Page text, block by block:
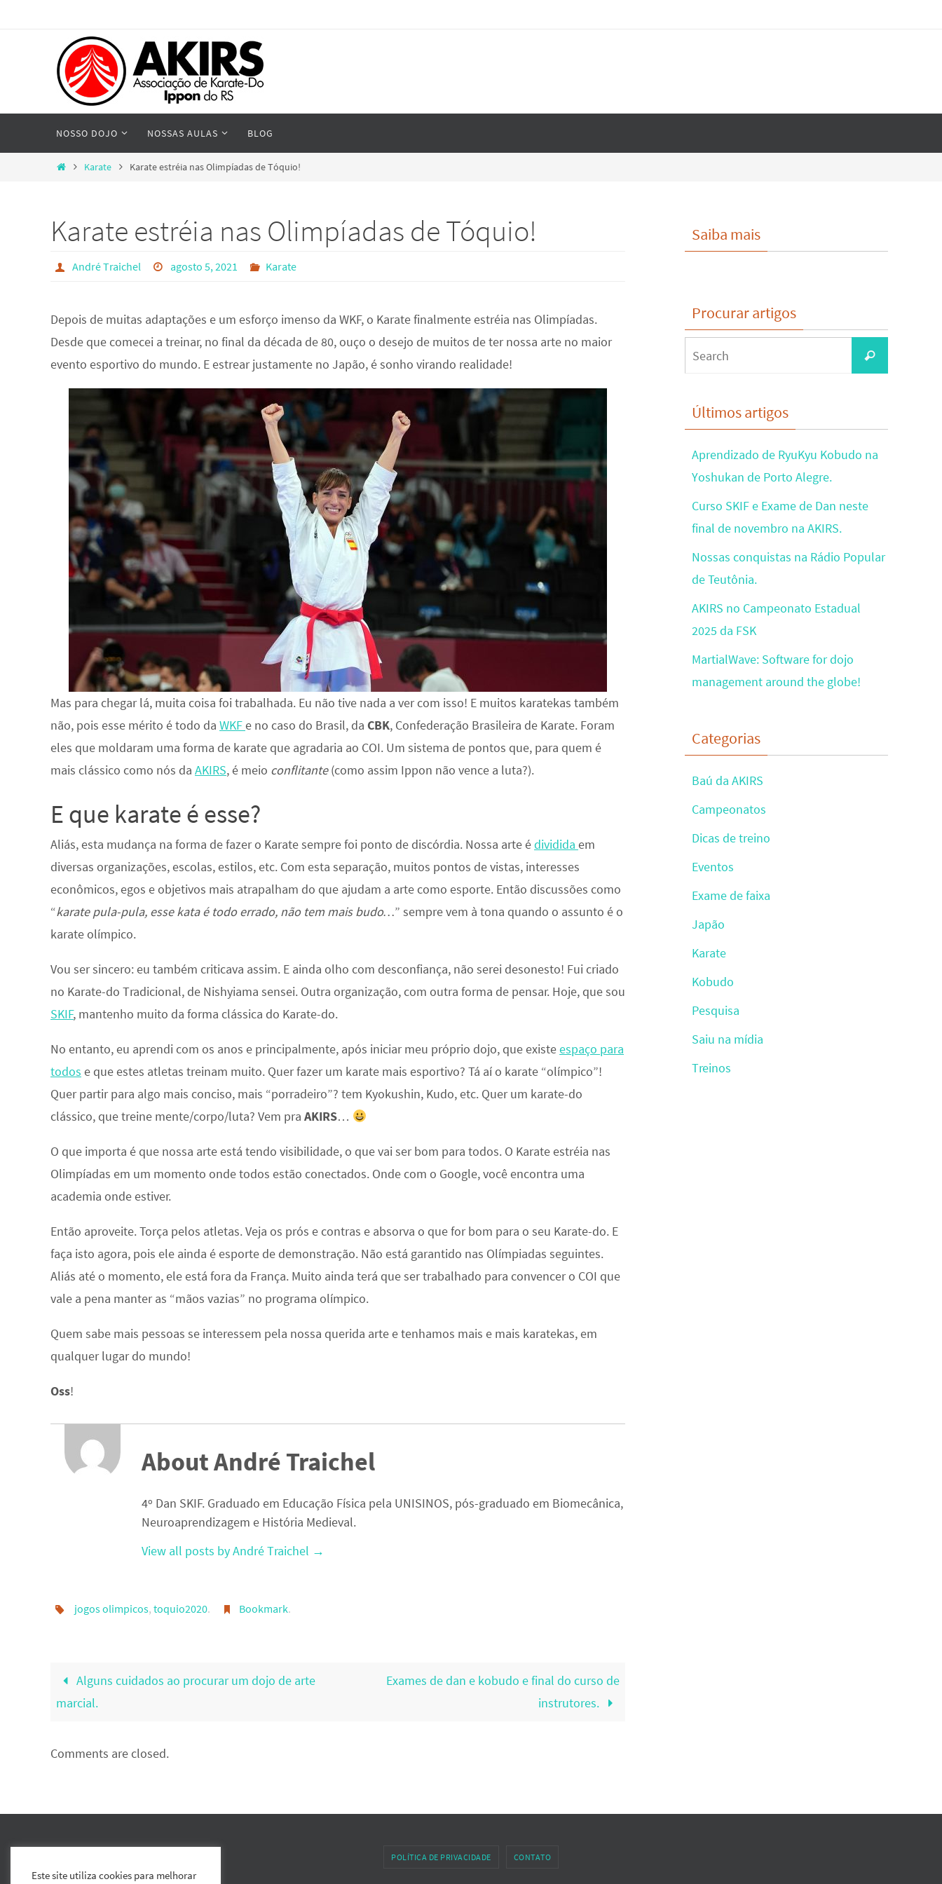
content
NOSSO DOJO NOSSAS AULAS BLOG
HomeKarate Karate estréia nas Olimpíadas de Tóquio!
Karate estréia nas Olimpíadas de Tóquio!
André Traichel agosto 5, 2021 Karate
Depois de muitas adaptações e um esforço imenso da WKF, o Karate finalmente estréia nas Olimpíadas.
Desde que comecei a treinar, no final da década de 80, ouço o desejo de muitos de ter nossa arte no maior
evento esportivo do mundo. E estrear justamente no Japão, é sonho virando realidade!
Mas para chegar lá, muita coisa foi trabalhada. Eu não tive nada a ver com isso! E muitos karatekas também
não, pois esse mérito é todo da WKFe no caso do Brasil, da CBK, Confederação Brasileira de Karate. Foram
eles que moldaram uma forma de karate que agradaria ao COI. Um sistema de pontos que, para quem é
mais clássico como nós da AKIRS, é meio conflitante(como assim Ippon não vence a luta?).
E que karate é esse?
Aliás, esta mudança na forma de fazer o Karate sempre foi ponto de discórdia. Nossa arte édividida em
diversas organizações, escolas, estilos, etc. Com esta separação, muitos pontos de vistas, interesses
econômicos, egos e objetivos mais atrapalham do que ajudam a arte como esporte. Então discussões como
“karate pula-pula, esse kata é todo errado, não tem mais budo…” sempre vem à tona quando o assunto é o
karate olímpico.
Vou ser sincero: eu também criticava assim. E ainda olho com desconfiança, não serei desonesto! Fui criado
no Karate-do Tradicional, de Nishyiama sensei. Outra organização, com outra forma de pensar. Hoje, que sou
SKIF, mantenho muito da forma clássica do Karate-do.
No entanto, eu aprendi com os anos e principalmente, após iniciar meu próprio dojo, que existeespaço para
todos e que estes atletas treinam muito. Quer fazer um karate mais esportivo? Tá aí o karate “olímpico”!
Quer partir para algo mais conciso, mais “porradeiro”? tem Kyokushin, Kudo, etc. Quer um karate-do
clássico, que treine mente/corpo/luta? Vem pra AKIRS…
O que importa é que nossa arte está tendo visibilidade, o que vai ser bom para todos. O Karate estréia nas
Olimpíadas em um momento onde todos estão conectados. Onde com o Google, você encontra uma
academia onde estiver.
Então aproveite. Torça pelos atletas. Veja os prós e contras e absorva o que for bom para o seu Karate-do. E
faça isto agora, pois ele ainda é esporte de demonstração. Não está garantido nas Olímpiadas seguintes.
Aliás até o momento, ele está fora da França. Muito ainda terá que ser trabalhado para convencer o COI que
vale a pena manter as “mãos vazias” no programa olímpico.
Quem sabe mais pessoas se interessem pela nossa querida arte e tenhamos mais e mais karatekas, em
qualquer lugar do mundo!
Oss!
About André Traichel
4º Dan SKIF. Graduado em Educação Física pela UNISINOS, pós-graduado em Biomecânica,
Neuroaprendizagem e História Medieval.
View all posts by André Traichel →
jogos olimpicos, toquio2020. Bookmark.
Alguns cuidados ao procurar um dojo de arte
marcial.
Exames de dan e kobudo e final do curso de
instrutores.
Comments are closed.
Saiba mais
Procurar artigos
for:
Search
Últimos artigos
Aprendizado de RyuKyu Kobudo na
Yoshukan de Porto Alegre.
Curso SKIF e Exame de Dan neste
final de novembro na AKIRS.
Nossas conquistas na Rádio Popular
de Teutônia.
AKIRS no Campeonato Estadual
2025 da FSK
MartialWave: Software for dojo
management around the globe!
Categorias
Baú da AKIRS
Campeonatos
Dicas de treino
Eventos
Exame de faixa
Japão
Karate
Kobudo
Pesquisa
Saiu na mídia
Treinos
POLÍTICA DE PRIVACIDADE CONTATO
Este site utiliza cookies para melhorar